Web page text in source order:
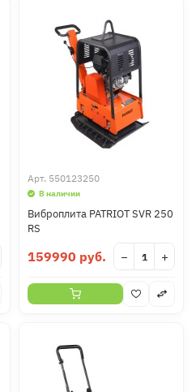
Арт. 550123250
В наличии
Виброплита PATRIOT SVR 250
RS
159990 руб. − +